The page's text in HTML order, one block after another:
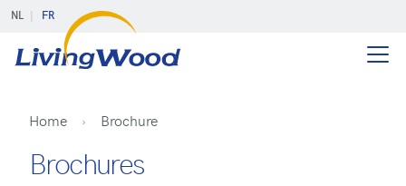
NL FR
Home Brochure
Brochures